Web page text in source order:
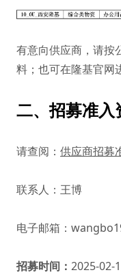
有意向供应商，请按
料；也可在隆基官网
二、招募准入
请查阅： 供应商招募
联系人：王博
电子邮箱：
招募时间： 2025-02-